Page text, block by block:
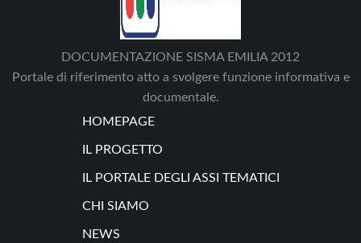
DOCUMENTAZIONE SISMA EMILIA 2012
Portale di riferimento atto a svolgere funzione informativa e
documentale.
HOMEPAGE
IL PROGETTO
IL PORTALE DEGLI ASSI TEMATICI
CHI SIAMO
NEWS